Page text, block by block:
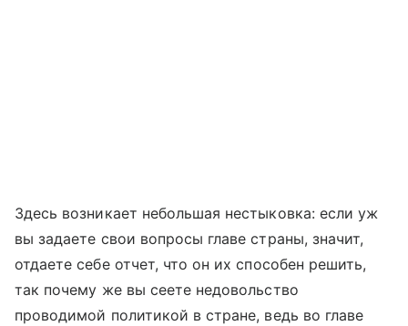
Здесь возникает небольшая нестыковка: если уж
вы задаете свои вопросы главе страны, значит,
отдаете себе отчет, что он их способен решить,
так почему же вы сеете недовольство
проводимой политикой в стране, ведь во главе